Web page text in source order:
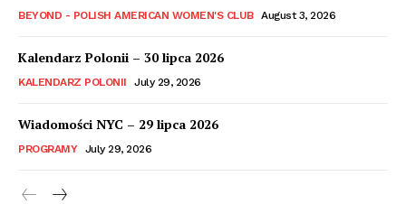
BEYOND - POLISH AMERICAN WOMEN'S CLUB August 3, 2026
Kalendarz Polonii – 30 lipca 2026
KALENDARZ POLONII July 29, 2026
Wiadomości NYC – 29 lipca 2026
PROGRAMY July 29, 2026